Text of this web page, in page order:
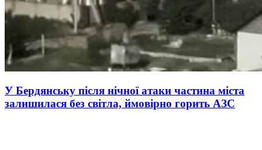
У Бердянську після нічної атаки частина міста
залишилася без світла, ймовірно горить АЗС